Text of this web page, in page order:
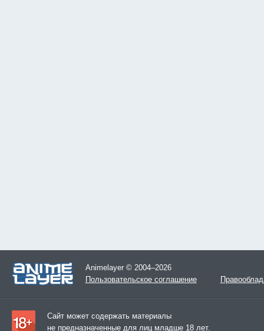
Animelayer © 2004–2026
Пользовательское соглашение
Сайт может содержать материалы
не предназначенные для лиц младше 18 лет.